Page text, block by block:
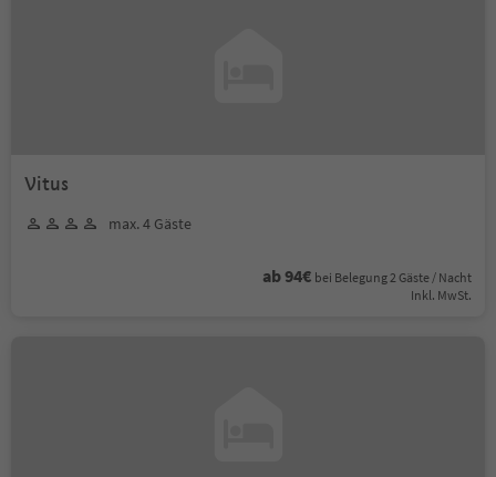
Vitus
max. 4 Gäste
ab 94€ bei Belegung 2 Gäste / Nacht
Inkl. MwSt.